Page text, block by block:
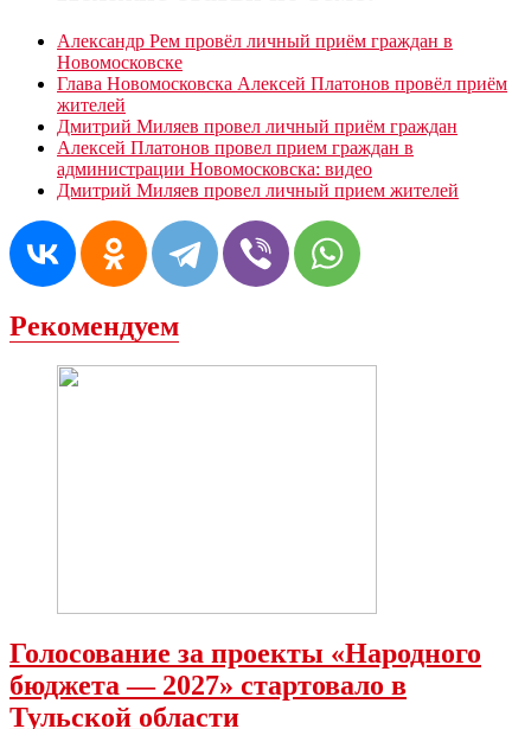
Александр Рем провёл личный приём граждан в
Новомосковске
Глава Новомосковска Алексей Платонов провёл приём
жителей
Дмитрий Миляев провел личный приём граждан
Алексей Платонов провел прием граждан в
администрации Новомосковска: видео
Дмитрий Миляев провел личный прием жителей
Рекомендуем
Голосование за проекты «Народного
бюджета — 2027» стартовало в
Тульской области